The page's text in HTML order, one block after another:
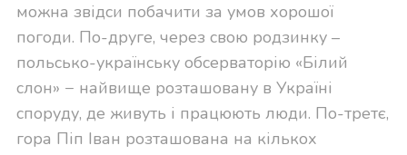
можна звідси побачити за умов хорошої
погоди. По-друге, через свою родзинку –
польсько-українську обсерваторію «Білий
слон» − найвище розташовану в Україні
споруду, де живуть і працюють люди. По-третє,
гора Піп Іван розташована на кількох